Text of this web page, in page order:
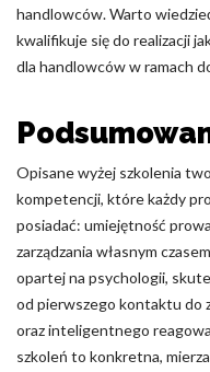
handlowców. Warto
kwalifikuje się do realizacji
dla handlowców w ramach
Opisane wyżej szkolenia
kompetencji, które każdy
posiadać: umiejętność
zarządzania własnym
opartej na psychologii,
od pierwszego kontaktu do
oraz inteligentnego
szkoleń to konkretna,